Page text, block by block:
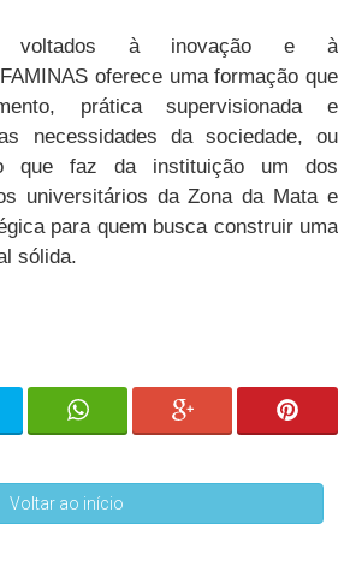
voltados à inovação e à
oferece uma formação que
prática supervisionada e
necessidades da sociedade, ou
que faz da instituição um dos
universitários da Zona da Mata e
para quem busca construir uma
sólida.
Voltar ao início